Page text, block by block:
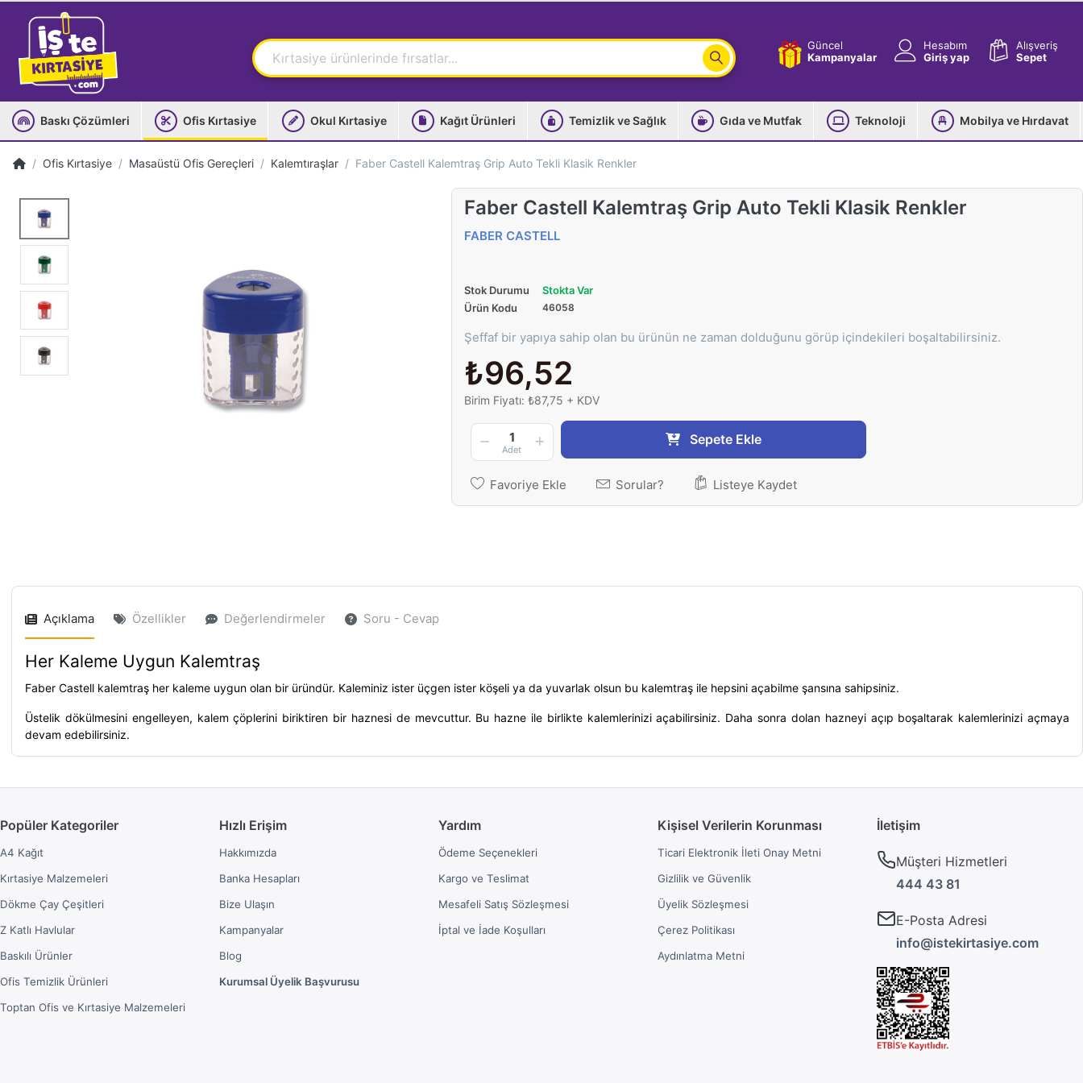
Güncel
Kampanyalar
Hesabım
Giriş yap
Alışveriş
Sepet
Baskı Çözümleri Ofis Kırtasiye Okul Kırtasiye Kağıt Ürünleri Temizlik ve Sağlık Gıda ve Mutfak Teknoloji Mobilya ve Hırdavat
Ofis Kırtasiye Masaüstü Ofis Gereçleri Kalemtıraşlar Faber Castell Kalemtraş Grip Auto Tekli Klasik Renkler
Faber Castell Kalemtraş Grip Auto Tekli Klasik Renkler
FABER CASTELL
Stok Durumu
Stokta Var
Ürün Kodu
46058
Şeffaf bir yapıya sahip olan bu ürünün ne zaman dolduğunu görüp içindekileri boşaltabilirsiniz.
₺96,52
Birim Fiyatı: ₺87,75 + KDV
1
Adet
Sepete Ekle
Favoriye Ekle Sorular? Listeye Kaydet
Açıklama Özellikler Değerlendirmeler Soru - Cevap
Her Kaleme Uygun Kalemtraş
Faber Castell kalemtraş her kaleme uygun olan bir üründür. Kaleminiz ister üçgen ister köşeli ya da yuvarlak olsun bu kalemtraş ile hepsini açabilme şansına sahipsiniz.
Üstelik dökülmesini engelleyen, kalem çöplerini biriktiren bir haznesi de mevcuttur. Bu hazne ile birlikte kalemlerinizi açabilirsiniz. Daha sonra dolan hazneyi açıp boşaltarak kalemlerinizi açmaya
devam edebilirsiniz.
Popüler Kategoriler
A4 Kağıt
Kırtasiye Malzemeleri
Dökme Çay Çeşitleri
Z Katlı Havlular
Baskılı Ürünler
Ofis Temizlik Ürünleri
Toptan Ofis ve Kırtasiye Malzemeleri
Hızlı Erişim
Hakkımızda
Banka Hesapları
Bize Ulaşın
Kampanyalar
Blog
Kurumsal Üyelik Başvurusu
Yardım
Ödeme Seçenekleri
Kargo ve Teslimat
Mesafeli Satış Sözleşmesi
İptal ve İade Koşulları
Kişisel Verilerin Korunması
Ticari Elektronik İleti Onay Metni
Gizlilik ve Güvenlik
Üyelik Sözleşmesi
Çerez Politikası
Aydınlatma Metni
İletişim
Müşteri Hizmetleri
444 43 81
E-Posta Adresi
info@istekirtasiye.com